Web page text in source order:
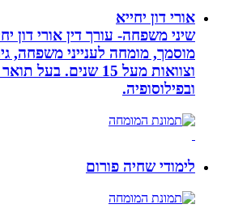
אורי דון יחייא
שיני משפחה- עורך דין אורי דון יחייא
מוסמך, מומחה לענייני משפחה,
וצוואות מעל 15 שנים. בעל תואר
ובפילוסופיה.
לימודי שחיה פורום